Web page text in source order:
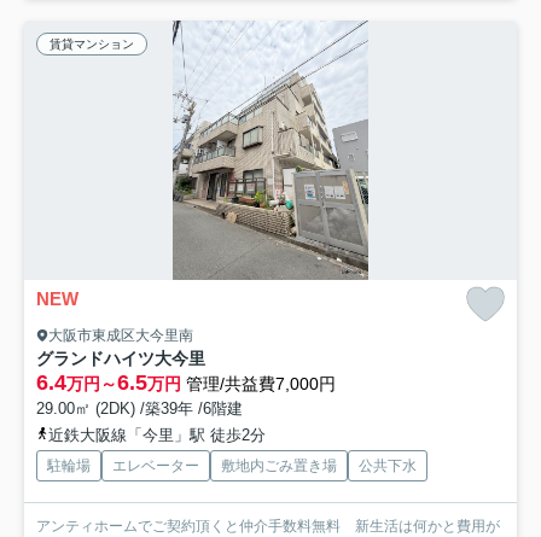
賃貸マンション
NEW
大阪市東成区大今里南
グランドハイツ大今里
6.4万円～6.5万円 管理/共益費7,000円
29.00㎡ (2DK) /築39年 /6階建
近鉄大阪線「今里」駅 徒歩2分
駐輪場 エレベーター 敷地内ごみ置き場 公共下水
アンティホームでご契約頂くと仲介手数料無料 新生活は何かと費用が